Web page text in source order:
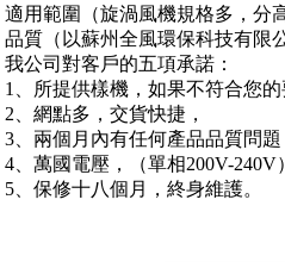
適用範圍（旋渦風機規格多，分
品質（以蘇州全風環保科技有限
我公司對客戶的五項承諾：
1、所提供樣機，如果不符合您
2、網點多，交貨快捷，
3、兩個月內有任何產品品質問
4、萬國電壓，（單相200V-240V
5、保修十八個月，終身維護。